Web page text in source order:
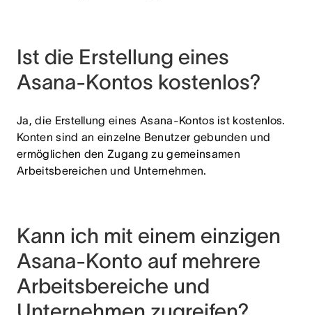
Ist die Erstellung eines
Asana-Kontos kostenlos?
Ja, die Erstellung eines Asana-Kontos ist kostenlos.
Konten sind an einzelne Benutzer gebunden und
ermöglichen den Zugang zu gemeinsamen
Arbeitsbereichen und Unternehmen.
Kann ich mit einem einzigen
Asana-Konto auf mehrere
Arbeitsbereiche und